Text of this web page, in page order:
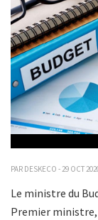
PAR DESKECO - 29 OCT
Le ministre du
Premier